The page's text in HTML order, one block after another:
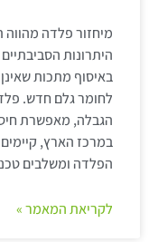
מיחזור פלדה מהווה
היתרונות
באיסוף מתכות
לחומר גלם חדש.
הגבלה, מאפשרת
במרכז הארץ,
הפלדה ומשלבים
לקריאת המאמר »